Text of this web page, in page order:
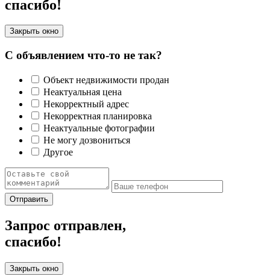
спасибо!
Закрыть окно
С объявлением что-то не так?
Объект недвижимости продан
Неактуальная цена
Некорректный адрес
Некорректная планировка
Неактуальные фотографии
Не могу дозвониться
Другое
Отправить
Запрос отправлен,
спасибо!
Закрыть окно